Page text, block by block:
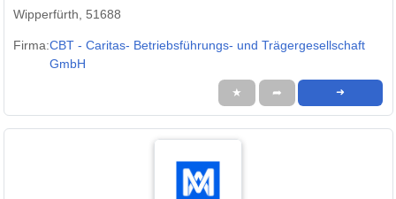
Wipperfürth, 51688
Firma:CBT - Caritas- Betriebsführungs- und Trägergesellschaft
GmbH
★ ➦ ➜